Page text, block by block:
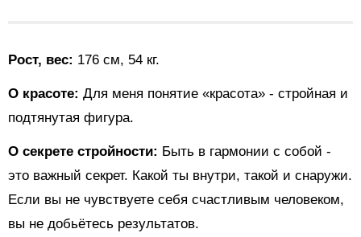
Рост, вес: 176 см, 54 кг.
О красоте: Для меня понятие «красота» - стройная и
подтянутая фигура.
О секрете стройности: Быть в гармонии с собой -
это важный секрет. Какой ты внутри, такой и снаружи.
Если вы не чувствуете себя счастливым человеком,
вы не добьётесь результатов.